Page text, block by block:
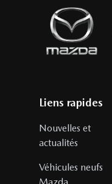
Liens rapides
Nouvelles et
actualités
Véhicules neufs
Mazda